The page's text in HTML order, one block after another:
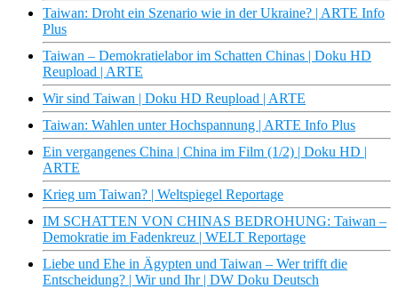
Taiwan: Droht ein Szenario wie in der Ukraine? | ARTE Info
Plus
Taiwan – Demokratielabor im Schatten Chinas | Doku HD
Reupload | ARTE
Wir sind Taiwan | Doku HD Reupload | ARTE
Taiwan: Wahlen unter Hochspannung | ARTE Info Plus
Ein vergangenes China | China im Film (1/2) | Doku HD |
ARTE
Krieg um Taiwan? | Weltspiegel Reportage
IM SCHATTEN VON CHINAS BEDROHUNG: Taiwan –
Demokratie im Fadenkreuz | WELT Reportage
Liebe und Ehe in Ägypten und Taiwan – Wer trifft die
Entscheidung? | Wir und Ihr | DW Doku Deutsch